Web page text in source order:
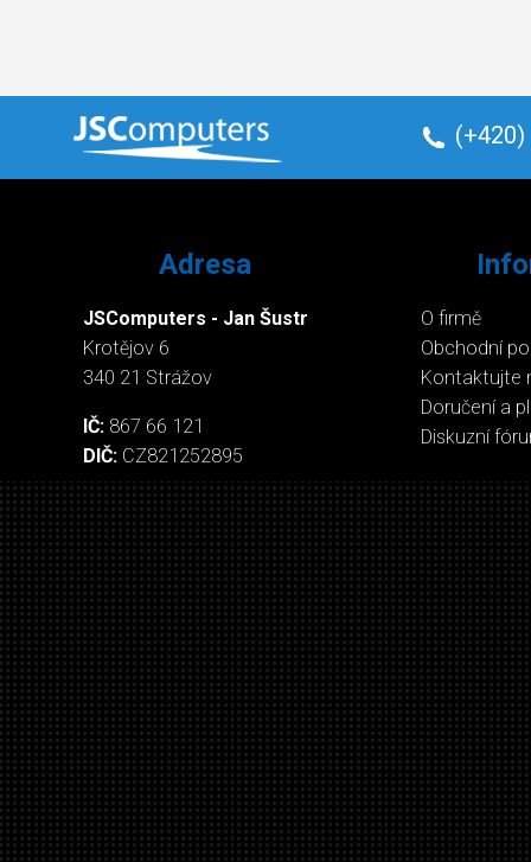
(+420)
Adresa
JSComputers - Jan Šustr
Krotějov 6
340 21 Strážov
IČ: 867 66 121
DIČ: CZ821252895
O firmě
Obchodní
Kontaktujte
Doručení a
Diskuzní